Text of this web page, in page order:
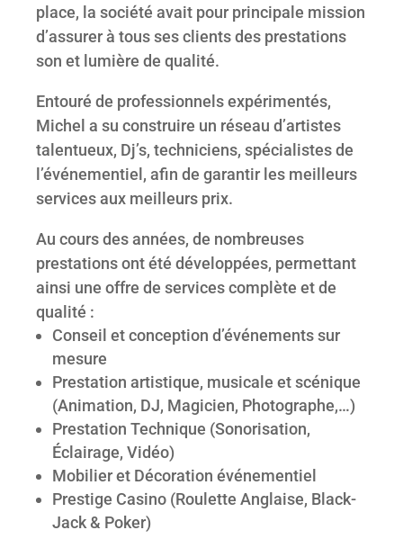
place, la société avait pour principale mission
d’assurer à tous ses clients des prestations
son et lumière de qualité.
Entouré de professionnels expérimentés,
Michel a su construire un réseau d’artistes
talentueux, Dj’s, techniciens, spécialistes de
l’événementiel, afin de garantir les meilleurs
services aux meilleurs prix.
Au cours des années, de nombreuses
prestations ont été développées, permettant
ainsi une offre de services complète et de
qualité :
Conseil et conception d’événements sur
mesure
Prestation artistique, musicale et scénique
(Animation, DJ, Magicien, Photographe,…)
Prestation Technique (Sonorisation,
Éclairage, Vidéo)
Mobilier et Décoration événementiel
Prestige Casino (Roulette Anglaise, Black-
Jack & Poker)